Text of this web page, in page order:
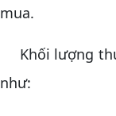
mua.
Khối lượng
như: